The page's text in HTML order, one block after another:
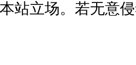
站立场。若无意